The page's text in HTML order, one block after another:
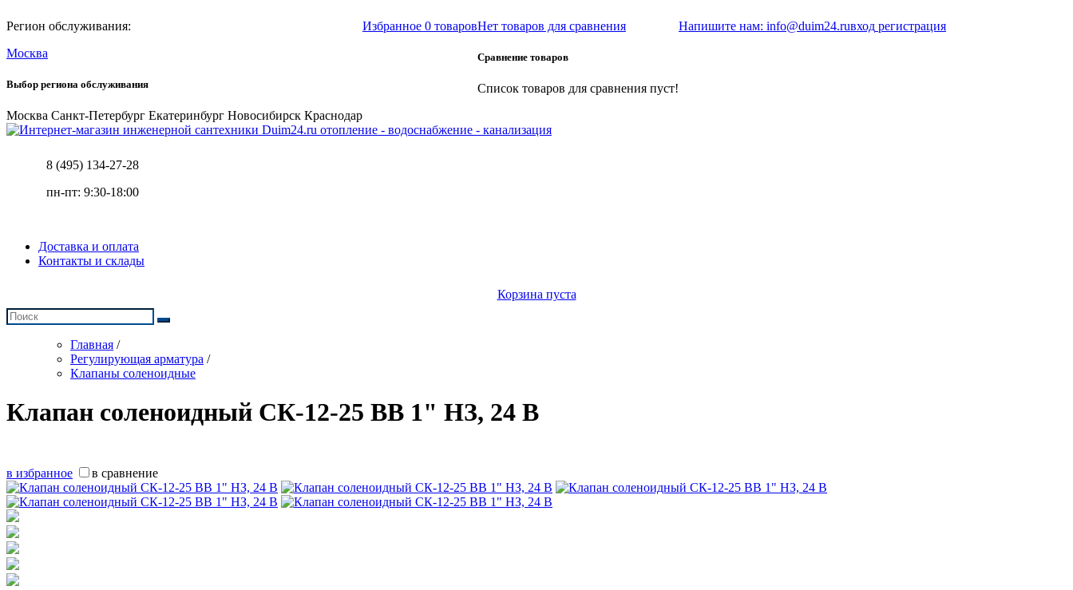
Регион обслуживания:
Москва
Выбор региона обслуживания
Москва Санкт-Петербург Екатеринбург Новосибирск Краснодар
Избранное 0 товаровНет товаров для сравнения
Сравнение товаров
Список товаров для сравнения пуст!
Напишите нам: info@duim24.ruвход регистрация
отопление - водоснабжение - канализация
8 (495) 134-27-28
пн-пт: 9:30-18:00
Доставка и оплата
Контакты и склады
Корзина пуста
Главная /
Регулирующая арматура /
Клапаны соленоидные
Клапан соленоидный СК-12-25 ВВ 1" НЗ, 24 В
в избранное в сравнение